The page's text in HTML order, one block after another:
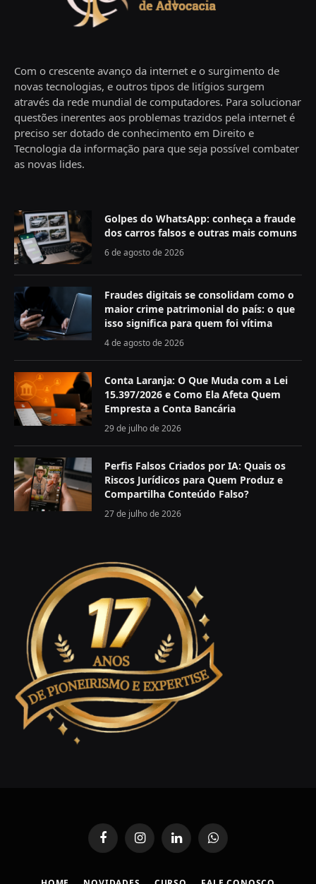
Com o crescente avanço da internet e o surgimento de
novas tecnologias, e outros tipos de litígios surgem
através da rede mundial de computadores. Para solucionar
questões inerentes aos problemas trazidos pela internet é
preciso ser dotado de conhecimento em Direito e
Tecnologia da informação para que seja possível combater
as novas lides.
Golpes do WhatsApp: conheça a fraude
dos carros falsos e outras mais comuns
6 de agosto de 2026
Fraudes digitais se consolidam como o
maior crime patrimonial do país: o que
isso significa para quem foi vítima
4 de agosto de 2026
Conta Laranja: O Que Muda com a Lei
15.397/2026 e Como Ela Afeta Quem
Empresta a Conta Bancária
29 de julho de 2026
Perfis Falsos Criados por IA: Quais os
Riscos Jurídicos para Quem Produz e
Compartilha Conteúdo Falso?
27 de julho de 2026
FacebookInstagramLinkedInWhatsApp